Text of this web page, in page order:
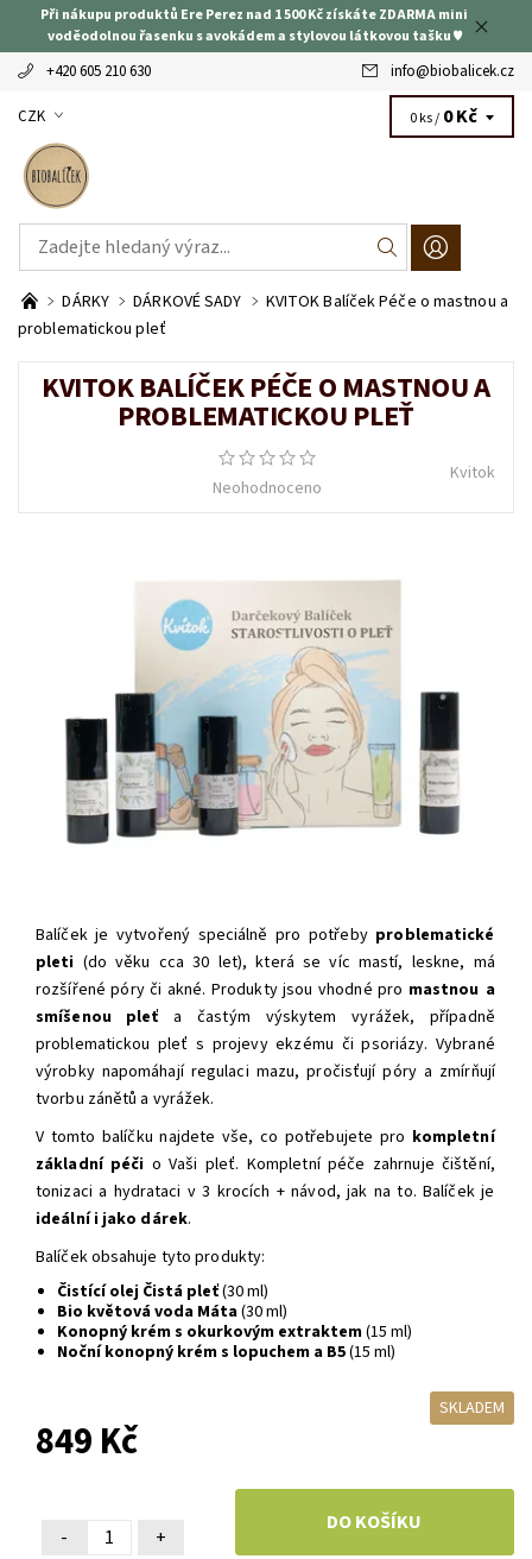
Při nákupu produktů Ere Perez nad 1 500 Kč získáte ZDARMA mini
voděodolnou řasenku s avokádem a stylovou látkovou tašku ♥
+420 605 210 630 info@biobalicek.cz
CZK 0 ks / 0 Kč
DÁRKY DÁRKOVÉ SADY
KVITOK Balíček Péče o mastnou a
problematickou pleť
KVITOK BALÍČEK PÉČE O MASTNOU A
PROBLEMATICKOU PLEŤ
Neohodnoceno
Kvitok
Balíček je vytvořený speciálně pro potřeby problematické
pleti (do věku cca 30 let), která se víc mastí, leskne, má
rozšířené póry či akné. Produkty jsou vhodné pro mastnou a
smíšenou pleť a častým výskytem vyrážek, případně
problematickou pleť s projevy ekzému či psoriázy. Vybrané
výrobky napomáhají regulaci mazu, pročisťují póry a zmírňují
tvorbu zánětů a vyrážek.
V tomto balíčku najdete vše, co potřebujete pro kompletní
základní péči o Vaši pleť. Kompletní péče zahrnuje čištění,
tonizaci a hydrataci v 3 krocích + návod, jak na to. Balíček je
ideální i jako dárek.
Balíček obsahuje tyto produkty:
Čistící olej Čistá pleť(30 ml)
Bio květová voda Máta(30 ml)
Konopný krém s okurkovým extraktem(15 ml)
Noční konopný krém s lopuchem a B5(15 ml)
SKLADEM
849 Kč
- +